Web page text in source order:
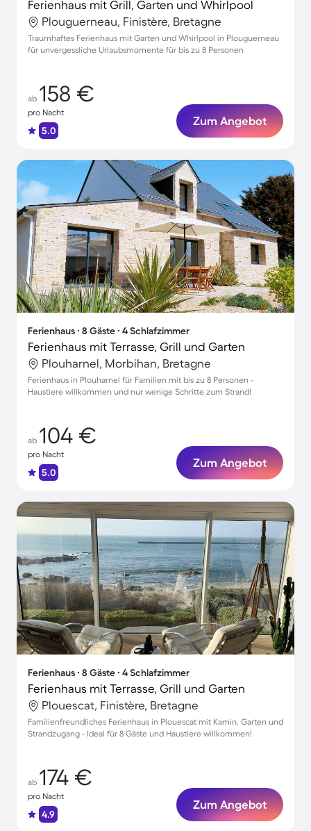
Ferienhaus mit Grill, Garten und Whirlpool
Plouguerneau, Finistère, Bretagne
Traumhaftes Ferienhaus mit Garten und Whirlpool in Plouguerneau
für unvergessliche Urlaubsmomente für bis zu 8 Personen
ab 158 €
pro Nacht
5.0
Zum Angebot
Ferienhaus ∙ 8 Gäste ∙ 4 Schlafzimmer
Ferienhaus mit Terrasse, Grill und Garten
Plouharnel, Morbihan, Bretagne
Ferienhaus in Plouharnel für Familien mit bis zu 8 Personen -
Haustiere willkommen und nur wenige Schritte zum Strand!
ab 104 €
pro Nacht
5.0
Zum Angebot
Ferienhaus ∙ 8 Gäste ∙ 4 Schlafzimmer
Ferienhaus mit Terrasse, Grill und Garten
Plouescat, Finistère, Bretagne
Familienfreundliches Ferienhaus in Plouescat mit Kamin, Garten und
Strandzugang - Ideal für 8 Gäste und Haustiere willkommen!
ab 174 €
pro Nacht
4.9
Zum Angebot